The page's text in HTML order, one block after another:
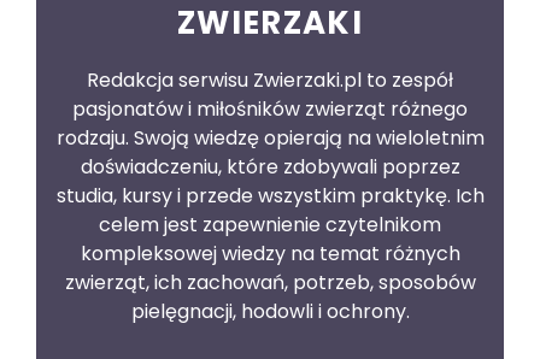
ZWIERZAKI
Redakcja serwisu Zwierzaki.pl to zespół
pasjonatów i miłośników zwierząt różnego
rodzaju. Swoją wiedzę opierają na wieloletnim
doświadczeniu, które zdobywali poprzez
studia, kursy i przede wszystkim praktykę. Ich
celem jest zapewnienie czytelnikom
kompleksowej wiedzy na temat różnych
zwierząt, ich zachowań, potrzeb, sposobów
pielęgnacji, hodowli i ochrony.